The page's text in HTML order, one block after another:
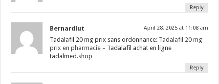
Reply
Bernardlut April 28, 2025 at 11:08 am
Tadalafil 20 mg prix sans ordonnance: Tadalafil 20 mg
prix en pharmacie – Tadalafil achat en ligne
tadalmed.shop
Reply